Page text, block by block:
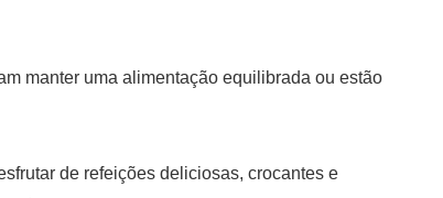
manter uma alimentação equilibrada ou estão
de refeições deliciosas, crocantes e